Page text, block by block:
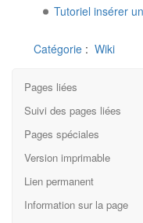
Tutoriel insérer
Catégorie : Wiki
Pages liées
Suivi des pages liées
Pages spéciales
Version imprimable
Lien permanent
Information sur la page